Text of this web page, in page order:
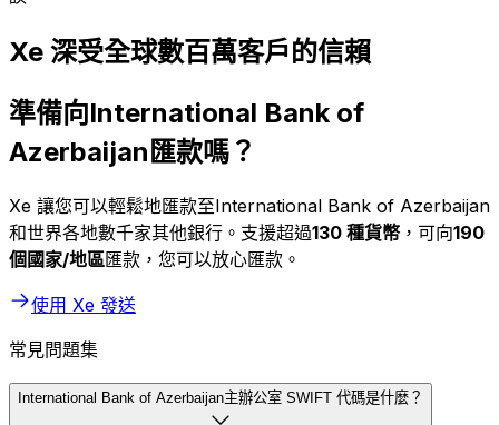
Xe 深受全球數百萬客戶的信賴
準備向International Bank of
Azerbaijan匯款嗎？
Xe 讓您可以輕鬆地匯款至International Bank of Azerbaijan
和世界各地數千家其他銀行。支援超過130 種貨幣 ，可向190
個國家/地區匯款，您可以放心匯款。
使用 Xe 發送
常見問題集
International Bank of Azerbaijan主辦公室 SWIFT 代碼是什麼？